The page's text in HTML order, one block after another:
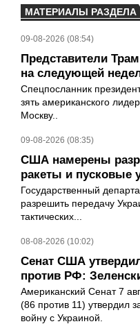
МАТЕРИАЛЫ РАЗДЕЛА
09-08-2026 (08:54)
Представители
на следующей
Спецпосланник
зять американского
Москву..
09-08-2026 (08:35)
США намерены
ракеты и пусковые
Государственный
разрешить передачу
тактических...
08-08-2026 (10:02)
Сенат США
против РФ:
Американский Сенат 7
(86 против 11) утвердил
войну с Украиной.